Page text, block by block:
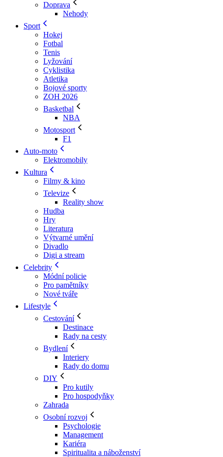
Doprava
Nehody
Sport
Hokej
Fotbal
Tenis
Lyžování
Cyklistika
Atletika
Bojové sporty
ZOH 2026
Basketbal
NBA
Motosport
F1
Auto-moto
Elektromobily
Kultura
Filmy & kino
Televize
Reality show
Hudba
Hry
Literatura
Výtvarné umění
Divadlo
Digi a stream
Celebrity
Módní policie
Pro pamětníky
Nové tváře
Lifestyle
Cestování
Destinace
Rady na cesty
Bydlení
Interiery
Rady do domu
DIY
Pro kutily
Pro hospodyňky
Zahrada
Osobní rozvoj
Psychologie
Management
Kariéra
Spiritualita a náboženství